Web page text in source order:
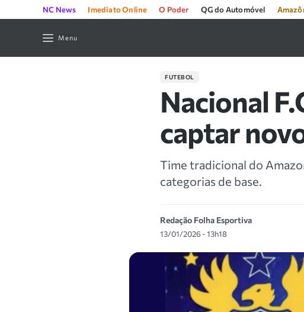
NC News Imediato Online O Poder QG do Automóvel
Menu
FUTEBOL
Nacional
captar
Time tradicional do
categorias de base.
Redação Folha Esportiva
13/01/2026 - 13h18